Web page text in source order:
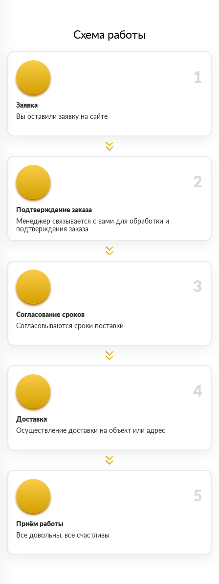
Схема работы
Заявка
Вы оставили заявку на сайте
Подтверждение заказа
Менеджер связывается с вами для обработки и
подтверждения заказа
Согласование сроков
Согласовываются сроки поставки
Доставка
Осуществление доставки на объект или адрес
Приём работы
Все довольны, все счастливы